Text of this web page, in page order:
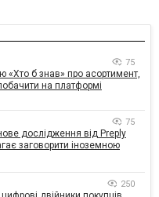
75
«Хто б знав» про асортимент,
на платформі
75
дослідження від Preply
заговорити іноземною
250